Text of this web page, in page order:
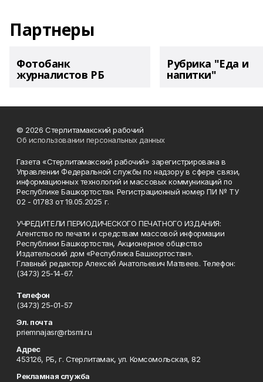
Партнеры
Фотобанк
журналистов РБ
Рубрика "Еда и
напитки"
© 2026 Стерлитамакский рабочий
Об использовании персональных данных
Газета «Стерлитамакский рабочий» зарегистрирована в
Управлении Федеральной службы по надзору в сфере связи,
информационных технологий и массовых коммуникаций по
Республике Башкортостан. Регистрационный номер ПИ № ТУ
02 - 01783 от 19.05.2025 г.
УЧРЕДИТЕЛИ ПЕРИОДИЧЕСКОГО ПЕЧАТНОГО ИЗДАНИЯ:
Агентство по печати и средствам массовой информации
Республики Башкортостан, Акционерное общество
Издательский дом «Республика Башкортостан».
Главный редактор Алексей Анатольевич Матвеев. Телефон:
(3473) 25-14-67.
Телефон
(3473) 25-01-57
Эл. почта
priemnajasr@rbsmi.ru
Адрес
453126, РБ, г. Стерлитамак, ул. Комсомольская, 82
Рекламная служба